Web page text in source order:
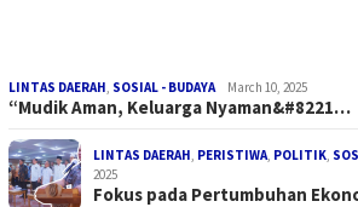
LINTAS DAERAH, SOSIAL - BUDAYA March 10, 2025
“Mudik Aman, Keluarga Nyaman&#8221…
LINTAS DAERAH, PERISTIWA, POLITIK,
2025
Fokus pada Pertumbuhan